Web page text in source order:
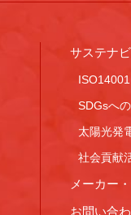
サステナ
ISO14001
SDGsへ
太陽光発
社会貢献
メーカー
お問い合